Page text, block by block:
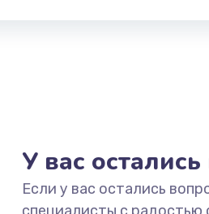
У вас
Если у вас остались